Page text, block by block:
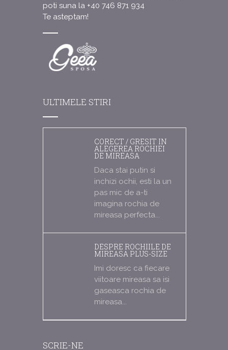
poti suna la +40 746 871 934
Te asteptam!
ULTIMELE STIRI
CORECT / GRESIT IN
ALEGEREA ROCHIEI
DE MIREASA
Daca stai putin si
inchizi ochii, esti la un
pas mic de a-ti
imagina rochia de
mireasa perfecta...
DESPRE ROCHIILE DE
MIREASA PLUS-SIZE
Imi doresc ca fiecare
viitoare mireasa sa isi
gaseasca rochia de
mireasa...
SCRIE-NE